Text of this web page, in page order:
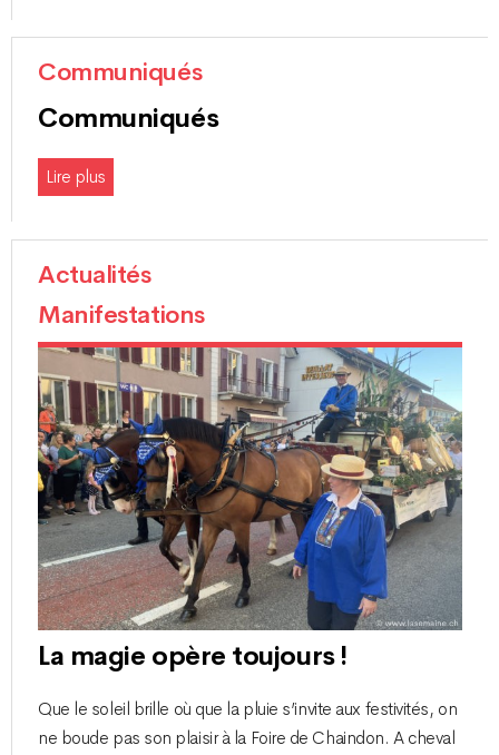
Communiqués
Communiqués
Lire plus
Actualités
Manifestations
La magie opère toujours !
Que le soleil brille où que la pluie s’invite aux festivités, on
ne boude pas son plaisir à la Foire de Chaindon. A cheval